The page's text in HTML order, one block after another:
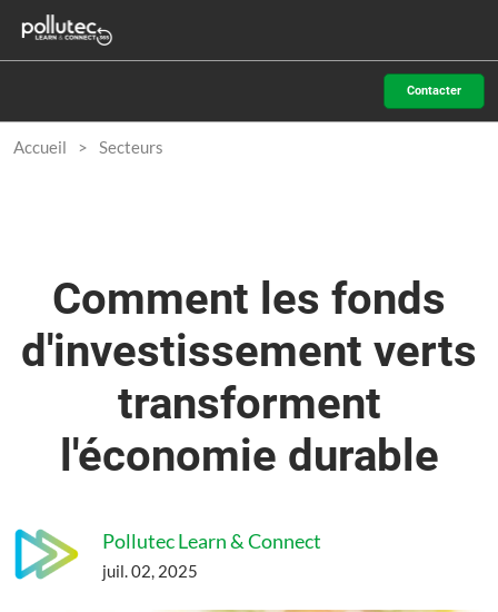
Accéder
au
contenu
Contacter
Accueil Secteurs
Comment les fonds
d'investissement verts
transforment
l'économie durable
Pollutec Learn & Connect
juil. 02, 2025